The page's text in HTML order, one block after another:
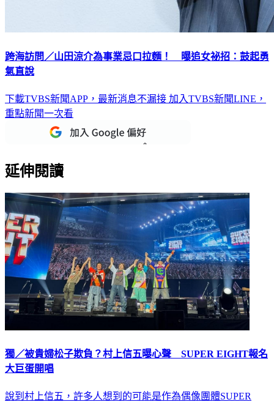
跨海訪問／山田涼介為事業忌口拉麵！ 曝追女祕招：鼓起勇
氣直說
下載TVBS新聞APP，最新消息不漏接 加入TVBS新聞LINE，
重點新聞一次看
延伸閱讀
獨／被貴婦松子欺負？村上信五曝心聲 SUPER EIGHT報名
大巨蛋開唱
說到村上信五，許多人想到的可能是作為偶像團體SUPER